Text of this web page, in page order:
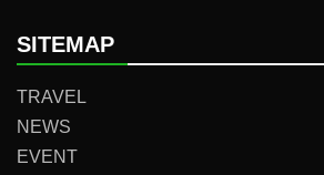
SITEMAP
TRAVEL
NEWS
EVENT